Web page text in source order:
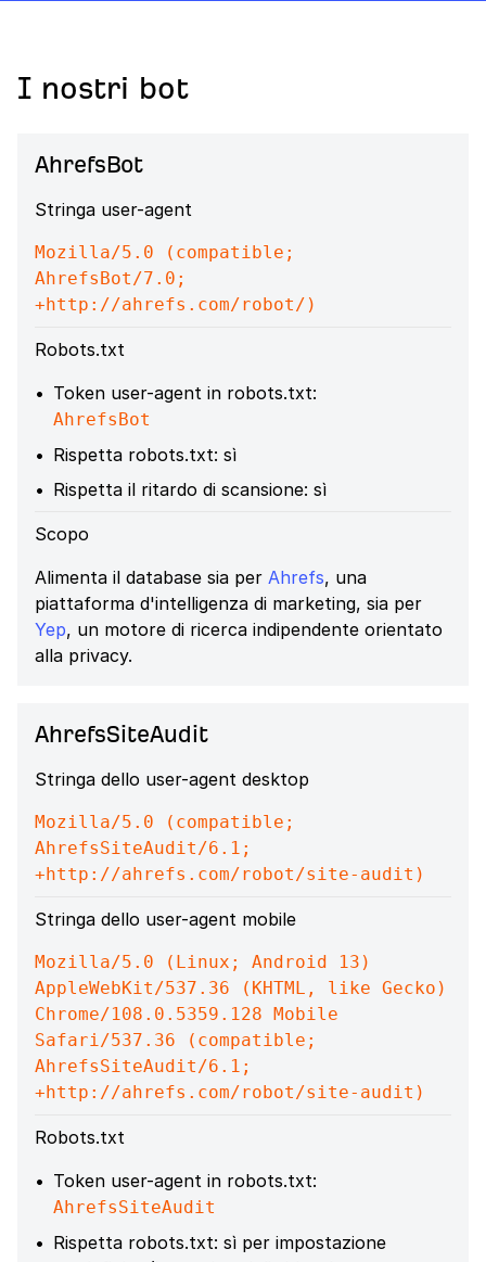
I nostri bot
AhrefsBot
Stringa user-agent
Mozilla/5.0 (compatible;
AhrefsBot/7.0;
+http://ahrefs.com/robot/)
Robots.txt
Token user-agent in robots.txt:
AhrefsBot
Rispetta robots.txt: sì
Rispetta il ritardo di scansione: sì
Scopo
Alimenta il database sia per Ahrefs, una
piattaforma d'intelligenza di marketing, sia per
Yep, un motore di ricerca indipendente orientato
alla privacy.
AhrefsSiteAudit
Stringa dello user-agent desktop
Mozilla/5.0 (compatible;
AhrefsSiteAudit/6.1;
+http://ahrefs.com/robot/site-audit)
Stringa dello user-agent mobile
Mozilla/5.0 (Linux; Android 13)
AppleWebKit/537.36 (KHTML, like Gecko)
Chrome/108.0.5359.128 Mobile
Safari/537.36 (compatible;
AhrefsSiteAudit/6.1;
+http://ahrefs.com/robot/site-audit)
Robots.txt
Token user-agent in robots.txt:
AhrefsSiteAudit
Rispetta robots.txt: sì per impostazione